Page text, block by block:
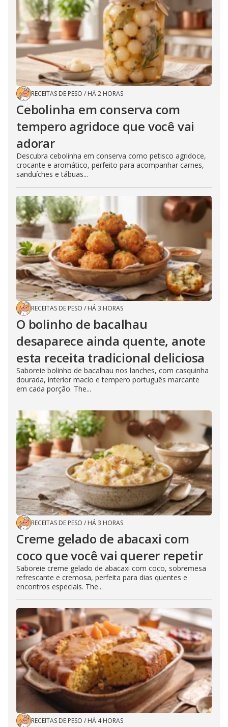
RECEITAS DE PESO / HÁ 2 HORAS
Cebolinha em conserva com
tempero agridoce que você vai
adorar
Descubra cebolinha em conserva como petisco agridoce,
crocante e aromático, perfeito para acompanhar carnes,
sanduíches e tábuas...
RECEITAS DE PESO / HÁ 3 HORAS
O bolinho de bacalhau
desaparece ainda quente, anote
esta receita tradicional deliciosa
Saboreie bolinho de bacalhau nos lanches, com casquinha
dourada, interior macio e tempero português marcante
em cada porção. The...
RECEITAS DE PESO / HÁ 3 HORAS
Creme gelado de abacaxi com
coco que você vai querer repetir
Saboreie creme gelado de abacaxi com coco, sobremesa
refrescante e cremosa, perfeita para dias quentes e
encontros especiais. The...
RECEITAS DE PESO / HÁ 4 HORAS